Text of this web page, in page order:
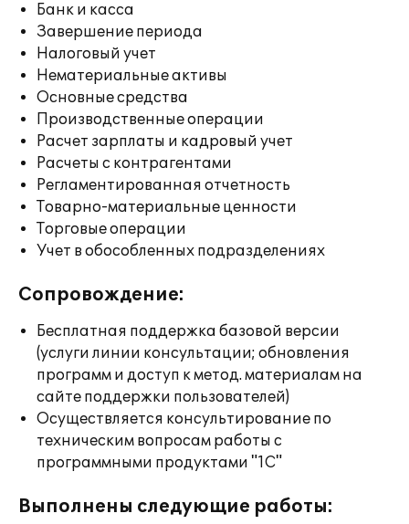
Банк и касса
Завершение периода
Налоговый учет
Нематериальные активы
Основные средства
Производственные операции
Расчет зарплаты и кадровый учет
Расчеты с контрагентами
Регламентированная отчетность
Товарно-материальные ценности
Торговые операции
Учет в обособленных подразделениях
Сопровождение:
Бесплатная поддержка базовой версии
(услуги линии консультации; обновления
программ и доступ к метод. материалам на
сайте поддержки пользователей)
Осуществляется консультирование по
техническим вопросам работы с
программными продуктами "1С"
Выполнены следующие работы: